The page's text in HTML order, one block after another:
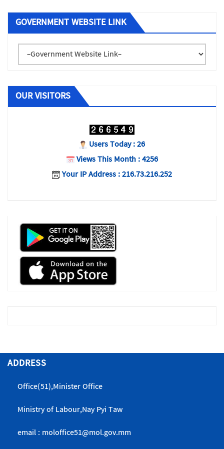
GOVERNMENT WEBSITE LINK
OUR VISITORS
Users Today : 26
Views This Month : 4256
Your IP Address : 216.73.216.252
ADDRESS
Office(51),Minister Office
Ministry of Labour,Nay Pyi Taw
email : moloffice51@mol.gov.mm